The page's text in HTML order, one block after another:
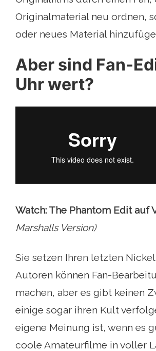
Originalmaterial neu ordnen,
oder neues Material
Aber sind Fan-
Uhr wert?
Watch: The Phantom Edit auf
Marshalls Version)
Sie setzen Ihren letzten
Autoren können Fan-
machen, aber es gibt keinen
einige sogar ihren Kult
eigene Meinung ist, wenn es
coole Amateurfilme in voller